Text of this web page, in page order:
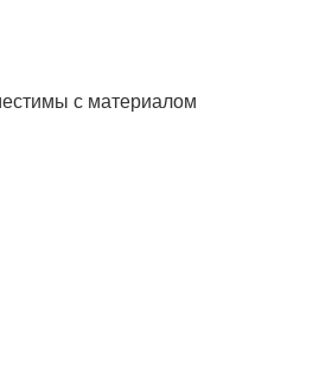
с материалом